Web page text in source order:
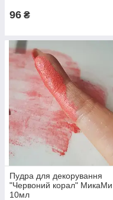
96 ₴
Пудра для декорування
"Червоний корал" МикаМи ,
10мл